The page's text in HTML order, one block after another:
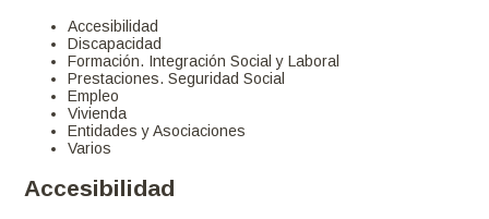
Accesibilidad
Discapacidad
Formación. Integración Social y Laboral
Prestaciones. Seguridad Social
Empleo
Vivienda
Entidades y Asociaciones
Varios
Accesibilidad